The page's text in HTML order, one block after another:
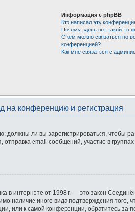
Информация о phpBB
Кто написал эту
Почему здесь нет такой-то
С кем можно связаться по
конференцией?
Как мне связаться с
на конференцию и регистрация
должны ли вы зарегистрироваться,
email-сообщений, участие в группах
в интернете от 1998 г. — это закон
наличие иного вида подтверждения
или к самой конференции, обратитесь